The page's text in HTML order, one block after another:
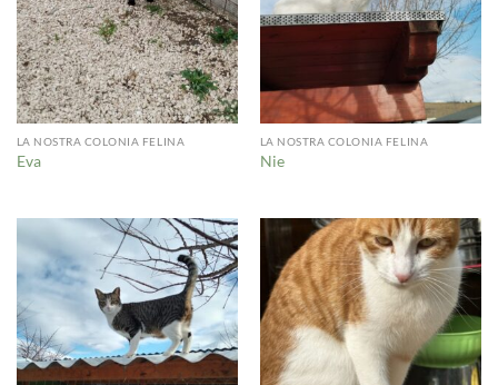
LA NOSTRA COLONIA FELINA
Eva
LA NOSTRA COLONIA FELINA
Nie